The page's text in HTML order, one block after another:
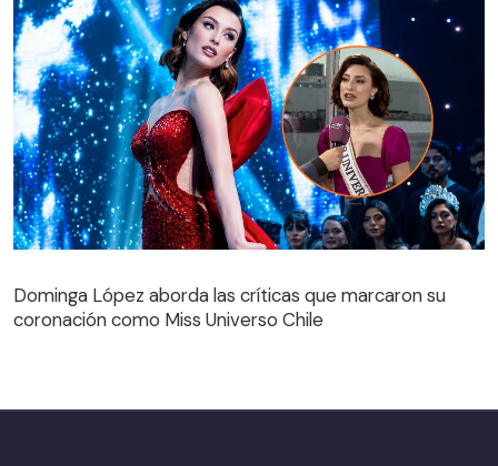
coronación como Miss Universo Chile
Dominga López aborda las críticas que marcaron su
coronación como Miss Universo Chile